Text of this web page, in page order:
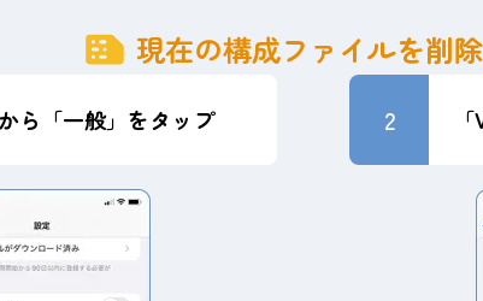
現在の構成ファイルを削
ら「一般」をタップ 2